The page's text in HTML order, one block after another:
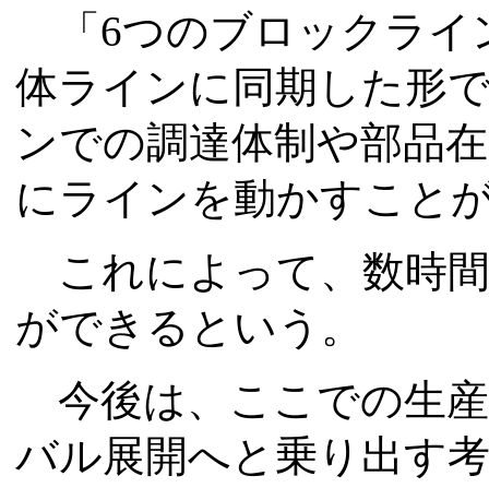
「6つのブロックライ
体ラインに同期した形
ンでの調達体制や部品
にラインを動かすこと
これによって、数時
ができるという。
今後は、ここでの生
バル展開へと乗り出す